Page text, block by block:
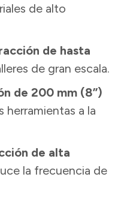
de alto
de hasta
de gran escala.
de 200 mm (8”)
herramientas a la
de alta
la frecuencia de